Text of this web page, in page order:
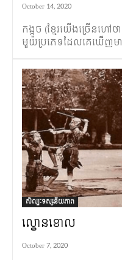
October 14, 2020
កង្កួច (ខ្មែរយើងច្រើនហៅ
មួយប្រភេទដែលគេឃើញម
សិល្បៈទស្សនីយភាព
ល្ខោនខោល
October 7, 2020